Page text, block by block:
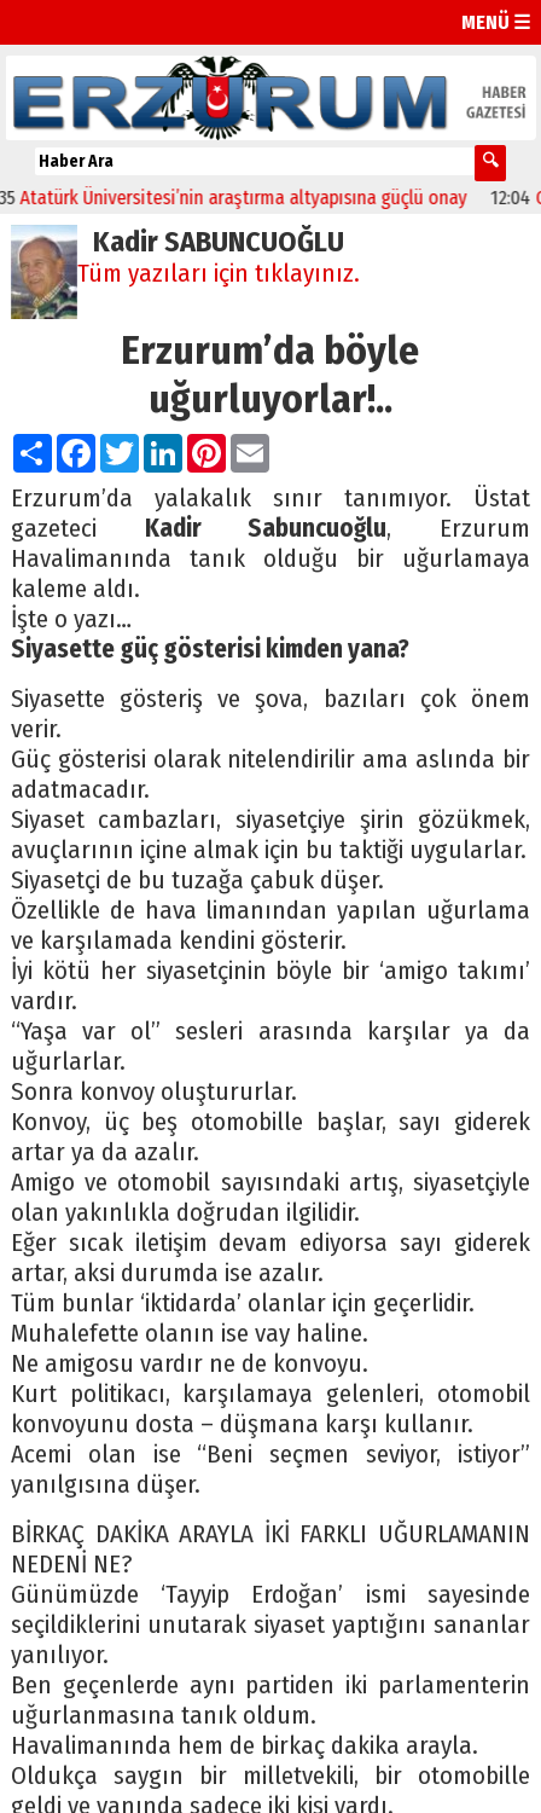
MENÜ ☰
Üniversitesi’nin araştırma altyapısına güçlü onay 12:04
Kadir SABUNCUOĞLU
Tüm yazıları için tıklayınız.
Erzurum’da böyle
uğurluyorlar!..
PaylaşFacebook
TwitterLinkedIn
Pinterest
Email
Erzurum’da yalakalık sınır tanımıyor. Üstat
gazeteci Kadir Sabuncuoğlu, Erzurum
Havalimanında tanık olduğu bir uğurlamaya
kaleme aldı.
İşte o yazı…
Siyasette güç gösterisi kimden yana?
Siyasette gösteriş ve şova, bazıları çok önem
verir.
Güç gösterisi olarak nitelendirilir ama aslında bir
adatmacadır.
Siyaset cambazları, siyasetçiye şirin gözükmek,
avuçlarının içine almak için bu taktiği uygularlar.
Siyasetçi de bu tuzağa çabuk düşer.
Özellikle de hava limanından yapılan uğurlama
ve karşılamada kendini gösterir.
İyi kötü her siyasetçinin böyle bir ‘amigo takımı’
vardır.
“Yaşa var ol” sesleri arasında karşılar ya da
uğurlarlar.
Sonra konvoy oluştururlar.
Konvoy, üç beş otomobille başlar, sayı giderek
artar ya da azalır.
Amigo ve otomobil sayısındaki artış, siyasetçiyle
olan yakınlıkla doğrudan ilgilidir.
Eğer sıcak iletişim devam ediyorsa sayı giderek
artar, aksi durumda ise azalır.
Tüm bunlar ‘iktidarda’ olanlar için geçerlidir.
Muhalefette olanın ise vay haline.
Ne amigosu vardır ne de konvoyu.
Kurt politikacı, karşılamaya gelenleri, otomobil
konvoyunu dosta – düşmana karşı kullanır.
Acemi olan ise “Beni seçmen seviyor, istiyor”
yanılgısına düşer.
BİRKAÇ DAKİKA ARAYLA İKİ FARKLI UĞURLAMANIN
NEDENİ NE?
Günümüzde ‘Tayyip Erdoğan’ ismi sayesinde
seçildiklerini unutarak siyaset yaptığını sananlar
yanılıyor.
Ben geçenlerde aynı partiden iki parlamenterin
uğurlanmasına tanık oldum.
Havalimanında hem de birkaç dakika arayla.
Oldukça saygın bir milletvekili, bir otomobille
geldi ve yanında sadece iki kişi vardı.